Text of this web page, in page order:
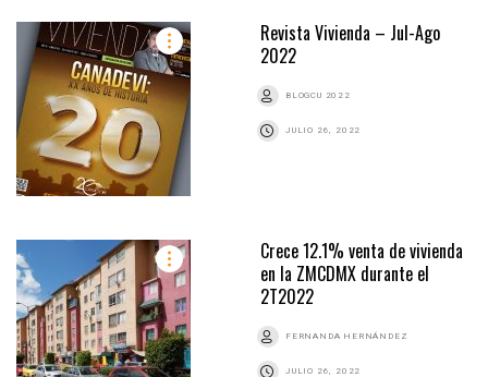
Revista Vivienda – Jul-Ago
2022
BLOGCU 2022
JULIO 26, 2022
Crece 12.1% venta de vivienda
en la ZMCDMX durante el
2T2022
FERNANDA HERNÁNDEZ
JULIO 26, 2022